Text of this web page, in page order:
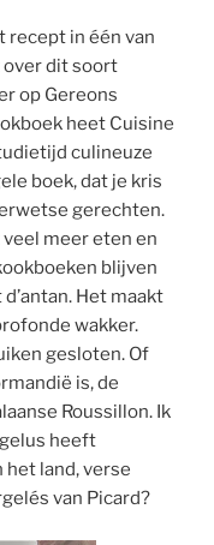
recept in één van
over dit soort
op Gereons
heet Cuisine
culineuze
boek, dat je kris
gerechten.
meer eten en
blijven
Het maakt
wakker.
gesloten. Of
is, de
Roussillon. Ik
heeft
land, verse
van Picard?